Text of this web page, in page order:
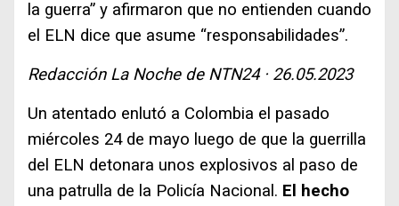
la guerra” y afirmaron que no entienden cuando
el ELN dice que asume “responsabilidades”.
Redacción La Noche de NTN24 · 26.05.2023
Un atentado enlutó a Colombia el pasado
miércoles 24 de mayo luego de que la guerrilla
del ELN detonara unos explosivos al paso de
una patrulla de la Policía Nacional. El hecho